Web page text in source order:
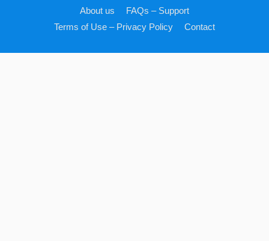
About us
FAQs – Support
Terms of Use – Privacy Policy
Contact